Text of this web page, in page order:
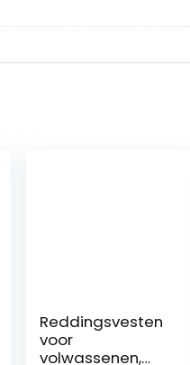
Reddingsvesten
voor
volwassenen,